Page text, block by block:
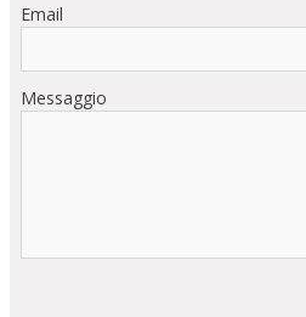
Email
Messaggio